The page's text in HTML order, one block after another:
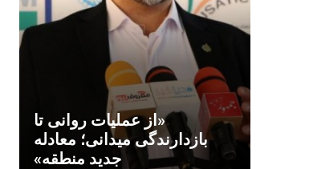
«از عملیات روانی تا
بازدارندگی میدانی؛ معادله
جدید منطقه»